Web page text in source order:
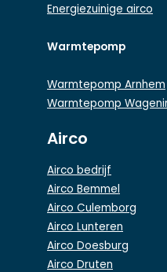
Energiezuinige airco
Warmtepomp
Warmtepomp Arnhem
Warmtepomp
Airco
Airco bedrijf
Airco Bemmel
Airco Culemborg
Airco Lunteren
Airco Doesburg
Airco Druten